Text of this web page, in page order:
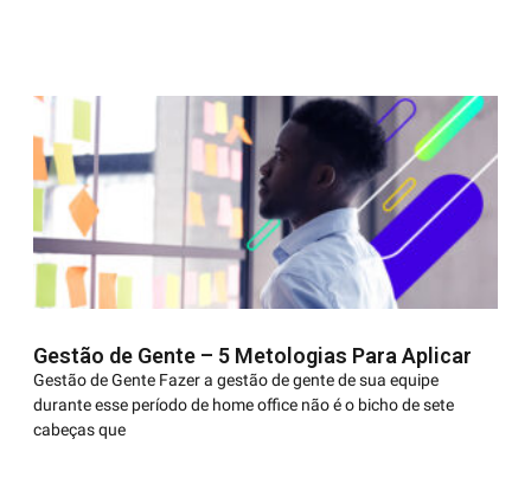
Gestão de Gente – 5 Metologias Para Aplicar
Gestão de Gente Fazer a gestão de gente de sua equipe
durante esse período de home office não é o bicho de sete
cabeças que